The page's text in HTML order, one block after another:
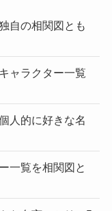
自の相関図とも
ャラクター一覧
人的に好きな名
一覧を相関図と